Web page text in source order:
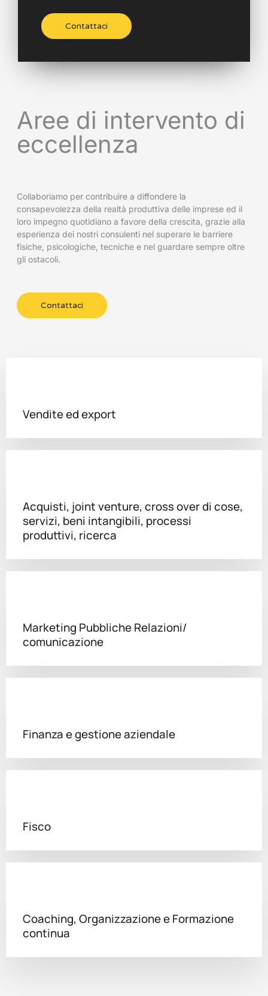
Contattaci
Aree di intervento di
eccellenza
Collaboriamo per contribuire a diffondere la
consapevolezza della realtà produttiva delle imprese ed il
loro impegno quotidiano a favore della crescita, grazie alla
esperienza dei nostri consulenti nel superare le barriere
fisiche, psicologiche, tecniche e nel guardare sempre oltre
gli ostacoli.
Contattaci
Vendite ed export
Acquisti, joint venture, cross over di cose,
servizi, beni intangibili, processi
produttivi, ricerca
Marketing Pubbliche Relazioni/
comunicazione
Finanza e gestione aziendale
Fisco
Coaching, Organizzazione e Formazione
continua